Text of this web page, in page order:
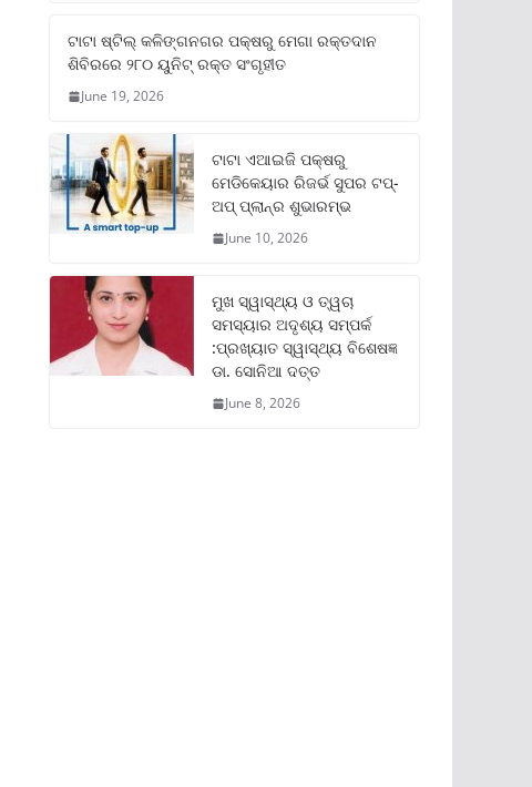
ଟାଟା ଷ୍ଟିଲ୍‌ କଳିଙ୍ଗନଗର ପକ୍ଷରୁ ମେଗା ରକ୍ତଦାନ
ଶିବିରରେ ୨୮୦ ୟୁନିଟ୍‌ ରକ୍ତ ସଂଗୃହୀତ
June 19, 2026
ଟାଟା ଏଆଇଜି ପକ୍ଷରୁ
ମେଡିକେୟାର ରିଜର୍ଭ ସୁପର ଟପ୍‌-
ଅପ୍ ପ୍ଲାନ୍‌ର ଶୁଭାରମ୍ଭ
June 10, 2026
ମୁଖ ସ୍ୱାସ୍ଥ୍ୟ ଓ ତ୍ୱଚା
ସମସ୍ୟାର ଅଦୃଶ୍ୟ ସମ୍ପର୍କ
:ପ୍ରଖ୍ୟାତ ସ୍ୱାସ୍ଥ୍ୟ ବିଶେଷଜ୍ଞ
ଡା. ସୋନିଆ ଦତ୍ତ
June 8, 2026